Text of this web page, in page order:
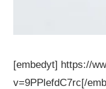
[embedyt] https://
v=9PPlefdC7rc[/